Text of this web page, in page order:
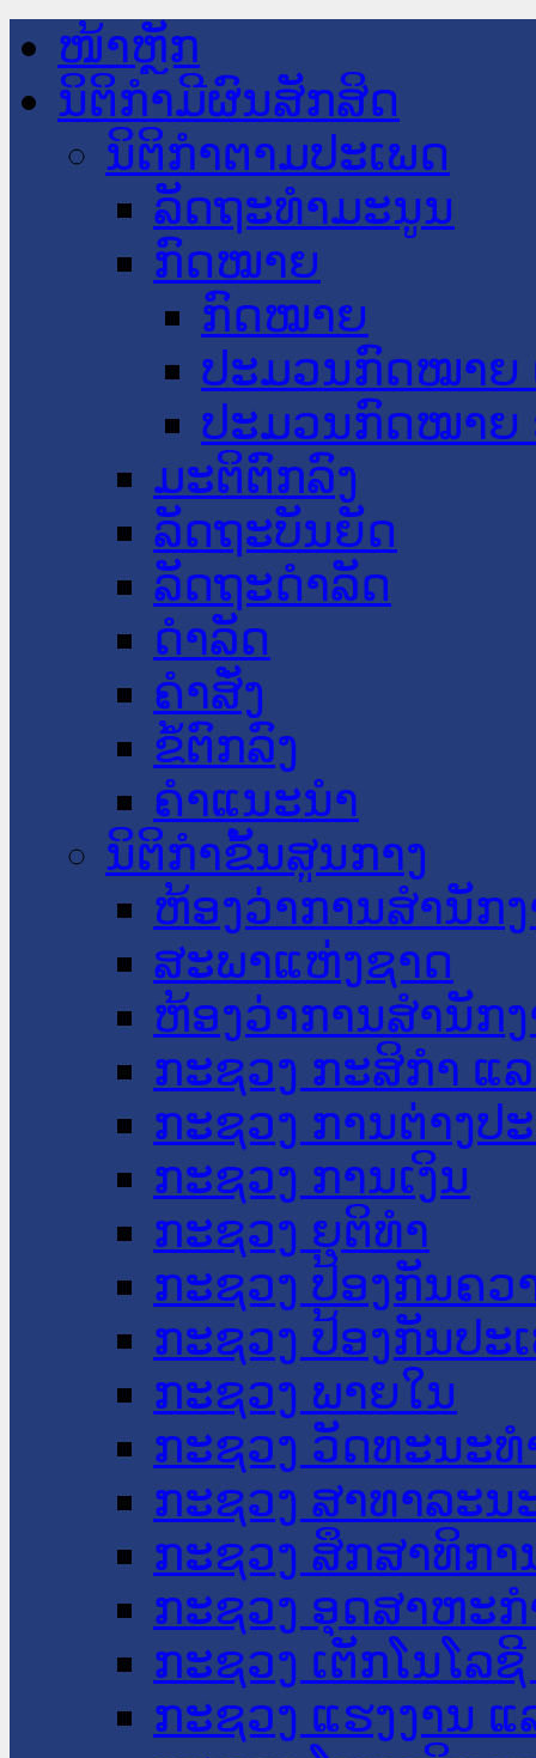
ໜ້າຫຼັກ
ນິຕິກໍາມີຜົນສັກສິດ
ນິຕິກໍາຕາມປະເພດ
ລັດຖະທໍາມະນູນ
ກົດໝາຍ
ກົດໝາຍ
ປະມວນກົດໝາຍ
ປະມວນກົດໝາຍ
ມະຕິຕົກລົງ
ລັດຖະບັນຍັດ
ລັດຖະດໍາລັດ
ດໍາລັດ
ຄໍາສັ່ງ
ຂໍ້ຕົກລົງ
ຄໍາແນະນໍາ
ນິຕິກໍາຂັ້ນສູນກາງ
ຫ້ອງວ່າການສໍານັກ
ສະພາແຫ່ງຊາດ
ຫ້ອງວ່າການສຳນັກ
ກະຊວງ ກະສິກຳ ແ
ກະຊວງ ການຕ່າງປ
ກະຊວງ ການເງິນ
ກະຊວງ ຍຸຕິທໍາ
ກະຊວງ ປ້ອງກັນຄວ
ກະຊວງ ປ້ອງກັນປະ
ກະຊວງ ພາຍໃນ
ກະຊວງ ວັດທະນະ
ກະຊວງ ສາທາລະນ
ກະຊວງ ສຶກສາທິກາ
ກະຊວງ ອຸດສາຫະ
ກະຊວງ ເຕັກໂນໂລ
ກະຊວງ ແຮງງານ